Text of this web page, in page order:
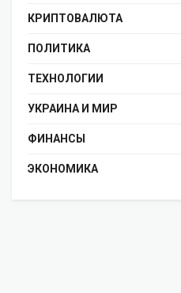
КРИПТОВАЛЮТА
ПОЛИТИКА
ТЕХНОЛОГИИ
УКРАИНА И МИР
ФИНАНСЫ
ЭКОНОМИКА